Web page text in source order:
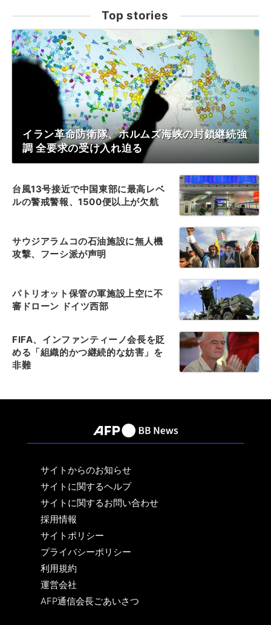
Top stories
イラン革命防衛隊、ホルムズ海峡の封鎖継続強
調 全要求の受け入れ迫る
台風13号接近で中国東部に最高レベ
ルの警戒警報、1500便以上が欠航
サウジアラムコの石油施設に無人機
攻撃、フーシ派が声明
パトリオット保管の軍施設上空に不
審ドローン ドイツ西部
FIFA、インファンティーノ会長を貶
める「組織的かつ継続的な妨害」を
非難
サイトからのお知らせ
サイトに関するヘルプ
サイトに関するお問い合わせ
採用情報
サイトポリシー
プライバシーポリシー
利用規約
運営会社
AFP通信会長ごあいさつ